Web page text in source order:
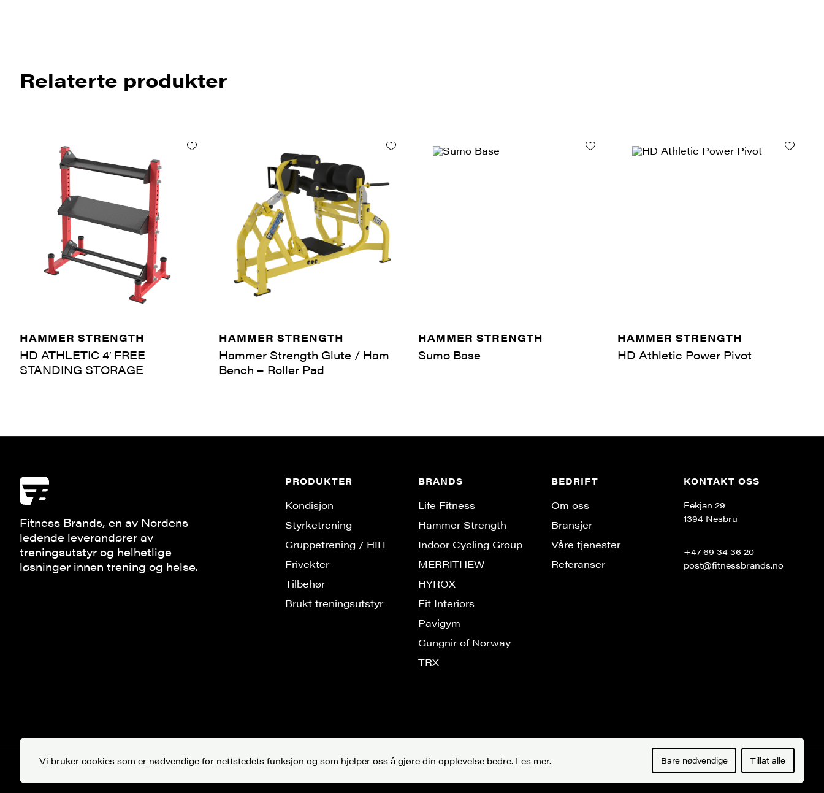
Relaterte produkter
HAMMER STRENGTH
HD ATHLETIC 4′ FREE
STANDING STORAGE
HAMMER STRENGTH
Hammer Strength Glute / Ham
Bench – Roller Pad
HAMMER STRENGTH
Sumo Base
HAMMER STRENGTH
HD Athletic Power Pivot
Fitness Brands, en av Nordens
ledende leverandører av
treningsutstyr og helhetlige
løsninger innen trening og helse.
PRODUKTER
Kondisjon
Styrketrening
Gruppe­trening / HIIT
Frivekter
Tilbehør
Brukt treningsutstyr
BRANDS
Life Fitness
Hammer Strength
Indoor Cycling Group
MERRITHEW
HYROX
Fit Interiors
Pavigym
Gungnir of Norway
TRX
BEDRIFT
Om oss
Bransjer
Våre tjenester
Referanser
KONTAKT OSS
Fekjan 29
1394 Nesbru
+47 69 34 36 20
post@fitnessbrands.no
Vi bruker cookies som er nødvendige for nettstedets funksjon og som hjelper oss å gjøre din opplevelse bedre. Les mer. Bare nødvendige Tillat alle